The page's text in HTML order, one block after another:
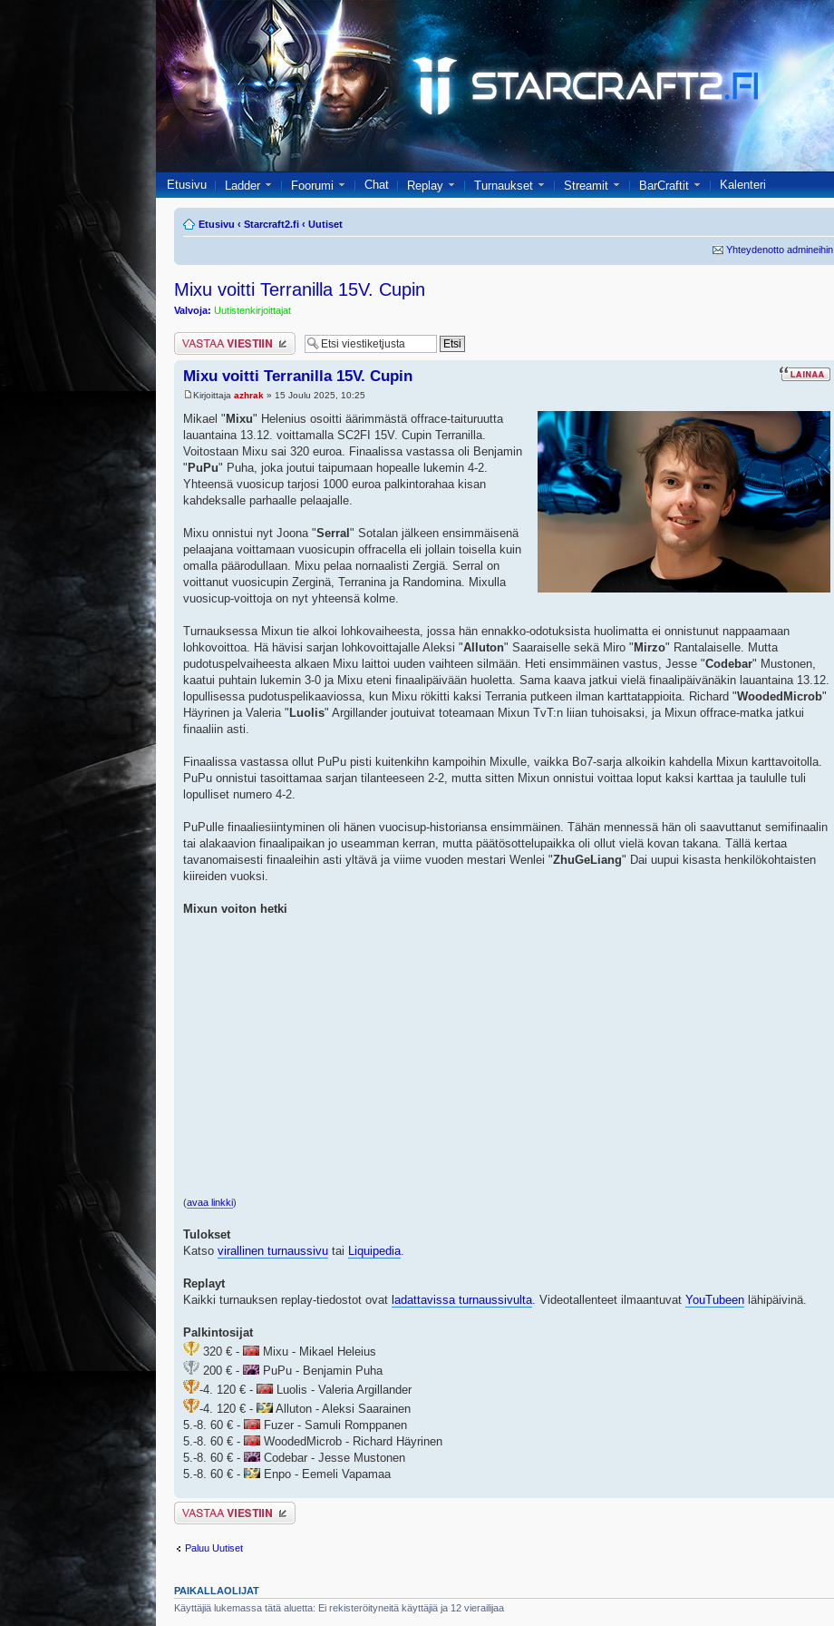
Etusivu Ladder Foorumi Chat Replay Turnaukset Streamit BarCraftit Kalenteri
Etusivu ‹ Starcraft2.fi ‹ Uutiset
Yhteydenotto admineihin
Mixu voitti Terranilla 15V. Cupin
Valvoja: Uutistenkirjoittajat
Lähetä vastaus
Mixu voitti Terranilla 15V. Cupin
Kirjoittaja azhrak » 15 Joulu 2025, 10:25
Mikael "Mixu" Helenius osoitti äärimmästä offrace-taituruutta
lauantaina 13.12. voittamalla SC2FI 15V. Cupin Terranilla.
Voitostaan Mixu sai 320 euroa. Finaalissa vastassa oli Benjamin
"PuPu" Puha, joka joutui taipumaan hopealle lukemin 4-2.
Yhteensä vuosicup tarjosi 1000 euroa palkintorahaa kisan
kahdeksalle parhaalle pelaajalle.
Mixu onnistui nyt Joona "Serral" Sotalan jälkeen ensimmäisenä
pelaajana voittamaan vuosicupin offracella eli jollain toisella kuin
omalla päärodullaan. Mixu pelaa nornaalisti Zergiä. Serral on
voittanut vuosicupin Zerginä, Terranina ja Randomina. Mixulla
vuosicup-voittoja on nyt yhteensä kolme.
Turnauksessa Mixun tie alkoi lohkovaiheesta, jossa hän ennakko-odotuksista huolimatta ei onnistunut nappaamaan
lohkovoittoa. Hä hävisi sarjan lohkovoittajalle Aleksi "Alluton" Saaraiselle sekä Miro "Mirzo" Rantalaiselle. Mutta
pudotuspelvaiheesta alkaen Mixu laittoi uuden vaihteen silmään. Heti ensimmäinen vastus, Jesse "Codebar" Mustonen,
kaatui puhtain lukemin 3-0 ja Mixu eteni finaalipäivään huoletta. Sama kaava jatkui vielä finaalipäivänäkin lauantaina 13.12.
lopullisessa pudotuspelikaaviossa, kun Mixu rökitti kaksi Terrania putkeen ilman karttatappioita. Richard "WoodedMicrob"
Häyrinen ja Valeria "Luolis" Argillander joutuivat toteamaan Mixun TvT:n liian tuhoisaksi, ja Mixun offrace-matka jatkui
finaaliin asti.
Finaalissa vastassa ollut PuPu pisti kuitenkihn kampoihin Mixulle, vaikka Bo7-sarja alkoikin kahdella Mixun karttavoitolla.
PuPu onnistui tasoittamaa sarjan tilanteeseen 2-2, mutta sitten Mixun onnistui voittaa loput kaksi karttaa ja taululle tuli
lopulliset numero 4-2.
PuPulle finaaliesiintyminen oli hänen vuocisup-historiansa ensimmäinen. Tähän mennessä hän oli saavuttanut semifinaalin
tai alakaavion finaalipaikan jo useamman kerran, mutta päätösottelupaikka oli ollut vielä kovan takana. Tällä kertaa
tavanomaisesti finaaleihin asti yltävä ja viime vuoden mestari Wenlei "ZhuGeLiang" Dai uupui kisasta henkilökohtaisten
kiireiden vuoksi.
Mixun voiton hetki
(avaa linkki)
Tulokset
Katso virallinen turnaussivu tai Liquipedia
Replayt
Kaikki turnauksen replay-tiedostot ovat ladattavissa turnaussivulta . Videotallenteet ilmaantuvat YouTubeen lähipäivinä.
Palkintosijat
320 € -
Mixu - Mikael Heleius
200 € -
PuPu - Benjamin Puha
-4. 120 € -
Luolis - Valeria Argillander
-4. 120 € -
Alluton - Aleksi Saarainen
5.-8. 60 € -
Fuzer - Samuli Romppanen
5.-8. 60 € -
WoodedMicrob - Richard Häyrinen
5.-8. 60 € -
Codebar - Jesse Mustonen
5.-8. 60 € -
Enpo - Eemeli Vapamaa
Lähetä vastaus
Paluu Uutiset
PAIKALLAOLIJAT
Käyttäjiä lukemassa tätä aluetta: Ei rekisteröityneitä käyttäjiä ja 12 vierailijaa